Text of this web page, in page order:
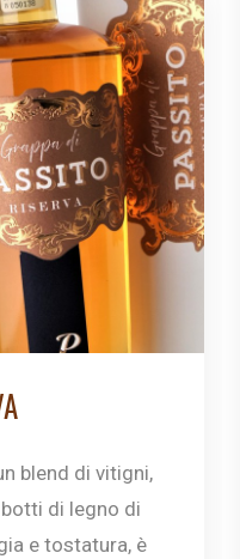
blend di vitigni,
di legno di
e tostatura, è